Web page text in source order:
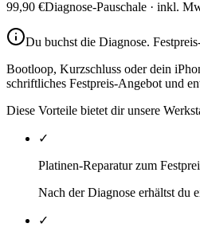
99,90 €Diagnose-Pauschale · inkl.
Du buchst die Diagnose.
Bootloop, Kurzschluss oder dein
schriftliches Festpreis-Angebot und
Diese Vorteile bietet dir unsere
✓
Platinen-Reparatur zum
Nach der Diagnose erhältst du
✓